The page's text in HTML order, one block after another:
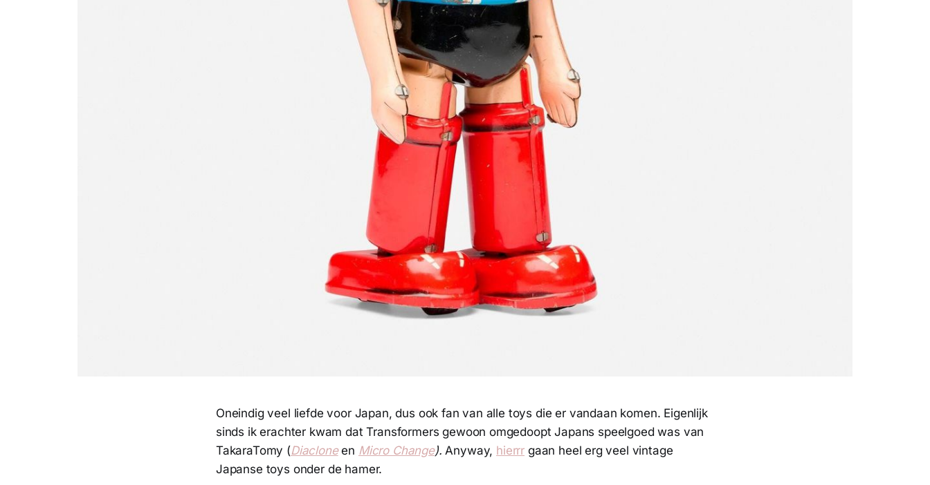
Oneindig veel liefde voor Japan, dus ook fan van alle toys die er vandaan komen. Eigenlijk
sinds ik erachter kwam dat Transformers gewoon omgedoopt Japans speelgoed was van
TakaraTomy (Diacloneen Micro Change). Anyway, hierrr gaan heel erg veel vintage
Japanse toys onder de hamer.